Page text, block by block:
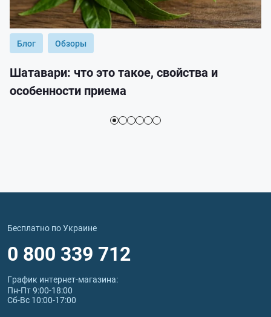
Блог Обзоры
Шатавари: что это такое, свойства и
особенности приема
Бесплатно по Украине
0 800 339 712
График интернет‑магазина:
Пн-Пт 9:00-18:00
Сб-Вс 10:00-17:00